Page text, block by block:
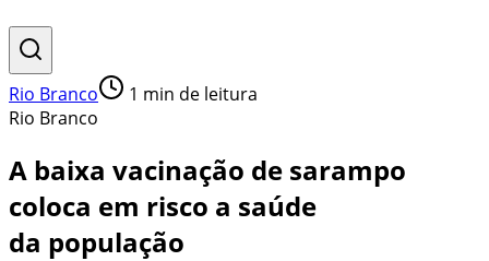
Rio Branco 1 min de leitura
Rio Branco
A baixa vacinação de sarampo
coloca em risco a saúde
da população